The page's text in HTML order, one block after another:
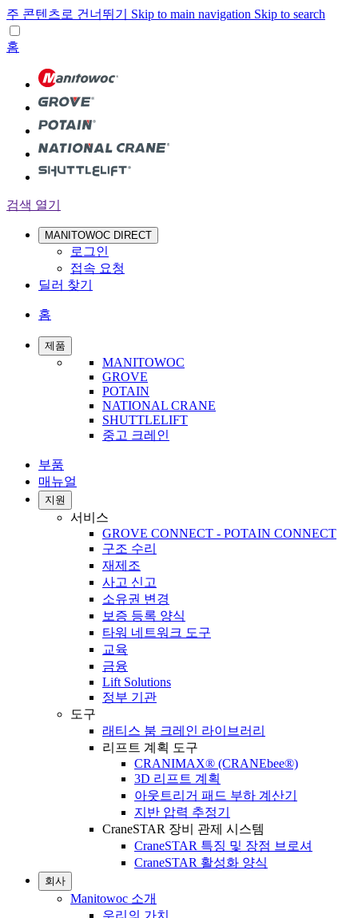
주 콘텐츠로 건너뛰기 Skip to main navigation Skip to search
홈
검색 열기
MANITOWOC DIRECT
로그인
접속 요청
딜러 찾기
홈
제품
MANITOWOC
GROVE
POTAIN
NATIONAL CRANE
SHUTTLELIFT
중고 크레인
부품
매뉴얼
지원
서비스
GROVE CONNECT - POTAIN CONNECT
구조 수리
재제조
사고 신고
소유권 변경
보증 등록 양식
타워 네트워크 도구
교육
금융
Lift Solutions
정부 기관
도구
래티스 붐 크레인 라이브러리
리프트 계획 도구
CRANIMAX® (CRANEbee®)
3D 리프트 계획
아웃트리거 패드 부하 계산기
지반 압력 추정기
CraneSTAR 장비 관제 시스템
CraneSTAR 특징 및 장점 브로셔
CraneSTAR 활성화 양식
회사
Manitowoc 소개
우리의 가치